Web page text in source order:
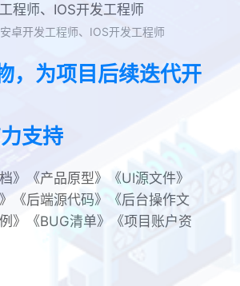
程师、IOS开发工程师
卓开发工程师、IOS开发工程师
，为项目后续迭代开
支持
》《产品原型》《UI源文件》
《后端源代码》《后台操作文
》《BUG清单》《项目账户资